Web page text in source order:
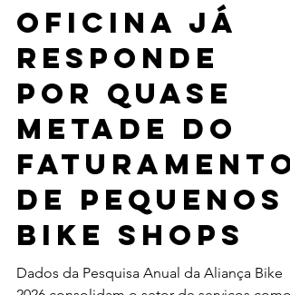
varejo:
oficina já
responde
por quase
metade do
faturamento
de pequenos
bike shops